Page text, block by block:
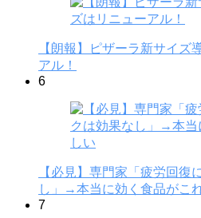
【朗報】ピザーラ新サイズ
アル！
6
【必見】専門家「疲労回復
し」→本当に効く食品がこ
7